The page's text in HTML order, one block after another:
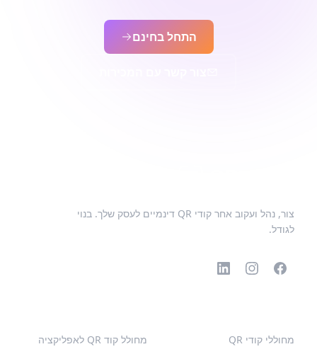
התחל בחינם
צור, נהל ועקוב אחר קודי QR דינמיים לעסק שלך. בנוי
לגודל.
מחוללי קודי QR
מחולל קוד QR לאפליקציה